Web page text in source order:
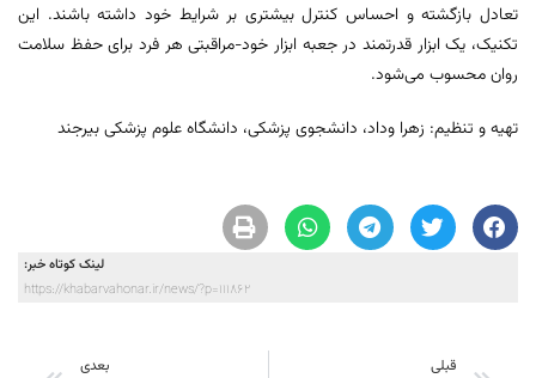
تعادل بازگشته و احساس کنترل بیشتری بر شرایط خود داشته باشند. این
تکنیک، یک ابزار قدرتمند در جعبه ابزار خود-مراقبتی هر فرد برای حفظ سلامت
روان محسوب می‌شود.
تهیه و تنظیم: زهرا وداد، دانشجوی پزشکی، دانشگاه علوم پزشکی بیرجند
لینک کوتاه خبر:
https://khabarvahonar.ir/news/?p=111862
قبلی بعدی